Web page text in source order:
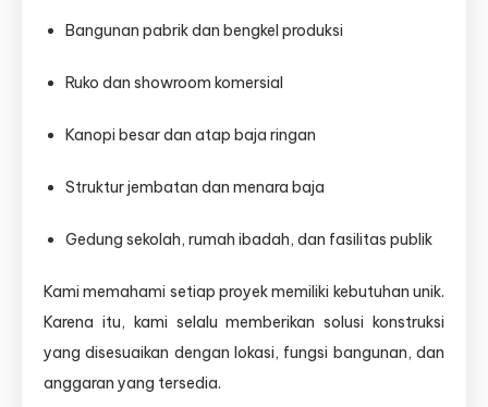
Bangunan pabrik dan bengkel produksi
Ruko dan showroom komersial
Kanopi besar dan atap baja ringan
Struktur jembatan dan menara baja
Gedung sekolah, rumah ibadah, dan fasilitas publik
Kami memahami setiap proyek memiliki kebutuhan unik.
Karena itu, kami selalu memberikan solusi konstruksi
yang disesuaikan dengan lokasi, fungsi bangunan, dan
anggaran yang tersedia.